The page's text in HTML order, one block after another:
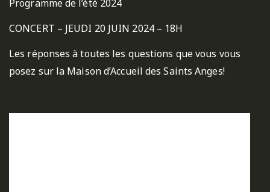
Programme de l’été 2024
CONCERT – JEUDI 20 JUIN 2024 – 18H
Les réponses à toutes les questions que vous vous
posez sur la Maison d’Accueil des Saints Anges!